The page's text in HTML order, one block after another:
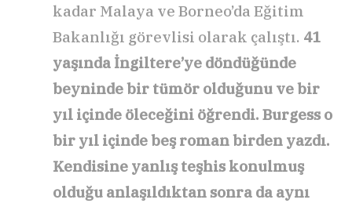
kadar Malaya ve Borneo’da Eğitim
Bakanlığı görevlisi olarak çalıştı. 41
yaşında İngiltere’ye döndüğünde
beyninde bir tümör olduğunu ve bir
yıl içinde öleceğini öğrendi. Burgess o
bir yıl içinde beş roman birden yazdı.
Kendisine yanlış teşhis konulmuş
olduğu anlaşıldıktan sonra da aynı